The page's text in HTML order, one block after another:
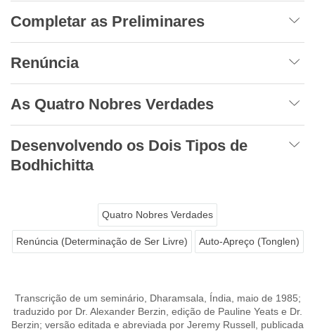
Completar as Preliminares
Renúncia
As Quatro Nobres Verdades
Desenvolvendo os Dois Tipos de
Bodhichitta
Quatro Nobres Verdades
Renúncia (Determinação de Ser Livre) Auto-Apreço (Tonglen)
Transcrição de um seminário, Dharamsala, Índia, maio de 1985;
traduzido por Dr. Alexander Berzin, edição de Pauline Yeats e Dr.
Berzin; versão editada e abreviada por Jeremy Russell, publicada